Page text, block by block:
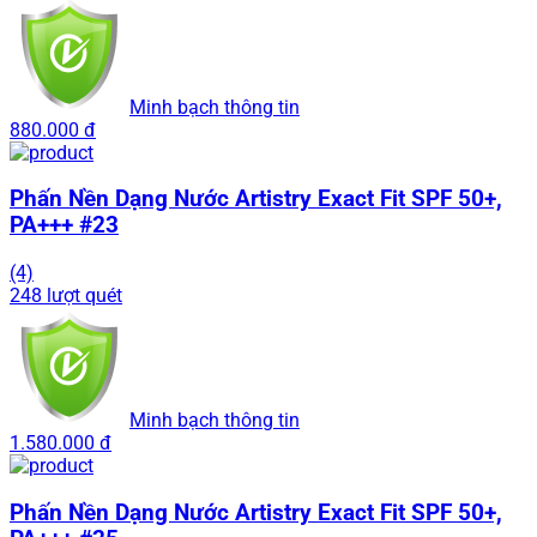
Minh bạch thông tin
880.000 đ
Phấn Nền Dạng Nước Artistry Exact Fit SPF 50+,
PA+++ #23
(4)
248 lượt quét
Minh bạch thông tin
1.580.000 đ
Phấn Nền Dạng Nước Artistry Exact Fit SPF 50+,